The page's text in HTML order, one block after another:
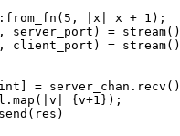
|x| x +
server_port) =
client_port) =
=
{v+1});